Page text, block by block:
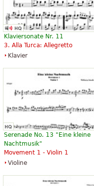
Klaviersonate Nr. 11
3. Alla Turca: Allegretto
Klavier
Serenade No. 13 "Eine kleine
Nachtmusik"
Movement 1 - Violin 1
Violine